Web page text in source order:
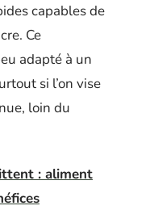
capables de
Ce
adapté à un
si l’on vise
loin du
: aliment